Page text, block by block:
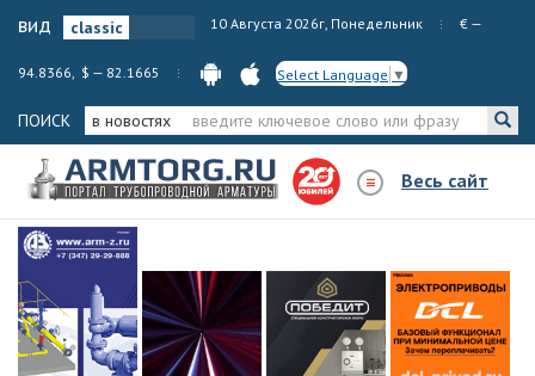
вид 10 Августа 2026г, Понедельник € —
94.8366, $ — 82.1665 Select Language ▼
ПОИСК в новостях
Весь сайт